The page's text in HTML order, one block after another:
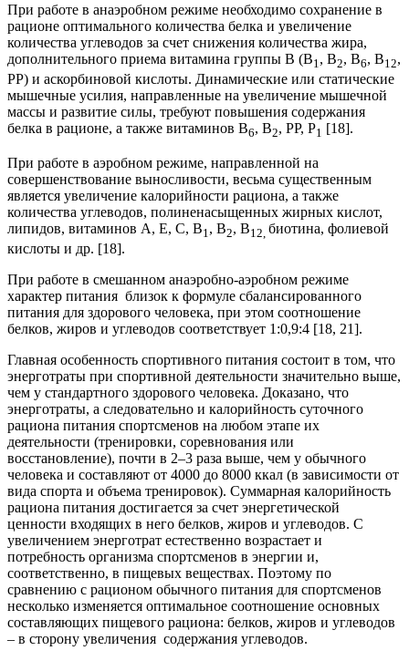
При работе в анаэробном режиме необходимо сохранение в
рационе оптимального количества белка и увеличение
количества углеводов за счет снижения количества жира,
дополнительного приема витамина группы В (В1, В2, В6, В12,
РР) и аскорбиновой кислоты. Динамические или статические
мышечные усилия, направленные на увеличение мышечной
массы и развитие силы, требуют повышения содержания
белка в рационе, а также витаминов В6, В2, РР, Р1 [18].
При работе в аэробном режиме, направленной на
совершенствование выносливости, весьма существенным
является увеличение калорийности рациона, а также
количества углеводов, полиненасыщенных жирных кислот,
липидов, витаминов А, Е, С, В1, В2, В12, биотина, фолиевой
кислоты и др. [18].
При работе в смешанном анаэробно-аэробном режиме
характер питания близок к формуле сбалансированного
питания для здорового человека, при этом соотношение
белков, жиров и углеводов соответствует 1:0,9:4 [18, 21].
Главная особенность спортивного питания состоит в том, что
энерготраты при спортивной деятельности значительно выше,
чем у стандартного здорового человека. Доказано, что
энерготраты, а следовательно и калорийность суточного
рациона питания спортсменов на любом этапе их
деятельности (тренировки, соревнования или
восстановление), почти в 2–3 раза выше, чем у обычного
человека и составляют от 4000 до 8000 ккал (в зависимости от
вида спорта и объема тренировок). Суммарная калорийность
рациона питания достигается за счет энергетической
ценности входящих в него белков, жиров и углеводов. С
увеличением энерготрат естественно возрастает и
потребность организма спортсменов в энергии и,
соответственно, в пищевых веществах. Поэтому по
сравнению с рационом обычного питания для спортсменов
несколько изменяется оптимальное соотношение основных
составляющих пищевого рациона: белков, жиров и углеводов
– в сторону увеличения содержания углеводов.